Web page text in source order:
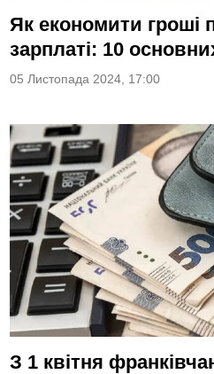
Як економити гроші
зарплаті: 10
05 Листопада 2024, 17:00
З 1 квітня